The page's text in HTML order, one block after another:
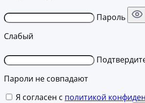
Пароль
Слабый
Пароли не совпадают
Я согласен с политикой